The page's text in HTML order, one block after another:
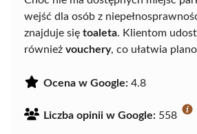
wejść dla osób z
znajduje się toaleta. Klientom
również vouchery, co ułatwia
Ocena w Google: 4.8
Liczba opinii w Google: 558